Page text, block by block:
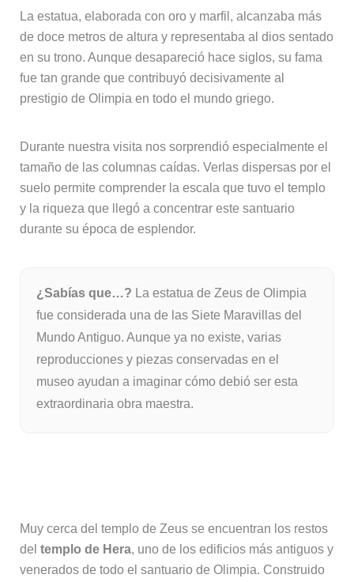
La estatua, elaborada con oro y marfil, alcanzaba más
de doce metros de altura y representaba al dios sentado
en su trono. Aunque desapareció hace siglos, su fama
fue tan grande que contribuyó decisivamente al
prestigio de Olimpia en todo el mundo griego.
Durante nuestra visita nos sorprendió especialmente el
tamaño de las columnas caídas. Verlas dispersas por el
suelo permite comprender la escala que tuvo el templo
y la riqueza que llegó a concentrar este santuario
durante su época de esplendor.
¿Sabías que…? La estatua de Zeus de Olimpia
fue considerada una de las Siete Maravillas del
Mundo Antiguo. Aunque ya no existe, varias
reproducciones y piezas conservadas en el
museo ayudan a imaginar cómo debió ser esta
extraordinaria obra maestra.
Muy cerca del templo de Zeus se encuentran los restos
del templo de Hera, uno de los edificios más antiguos y
venerados de todo el santuario de Olimpia. Construido